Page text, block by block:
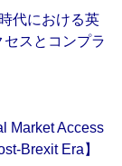
代における英
スとコンプラ
Market Access
Brexit Era】